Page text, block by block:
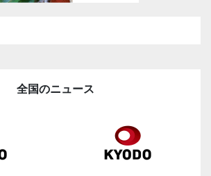
全国のニュース